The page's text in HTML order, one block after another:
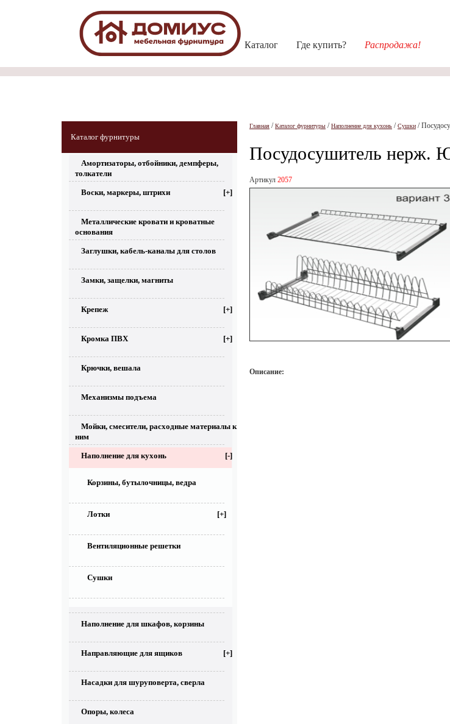
Каталог Где купить? Распродажа!
Каталог фурнитуры
Амортизаторы, отбойники, демпферы,
толкатели
Воски, маркеры, штрихи [+]
Металлические кровати и кроватные
основания
Заглушки, кабель-каналы для столов
Замки, защелки, магниты
Крепеж [+]
Кромка ПВХ [+]
Крючки, вешала
Механизмы подъема
Мойки, смесители, расходные материалы к
ним
Наполнение для кухонь [-]
Корзины, бутылочницы, ведра
Лотки [+]
Вентиляционные решетки
Сушки
Наполнение для шкафов, корзины
Направляющие для ящиков [+]
Насадки для шуруповерта, сверла
Опоры, колеса
Главная /Каталог фурнитуры /Наполнение для кухонь /Сушки /
Посудосушитель нерж.
Артикул 2057
Описание: